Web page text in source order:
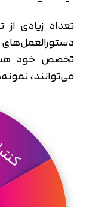
تخصص خود
می‌توانند،